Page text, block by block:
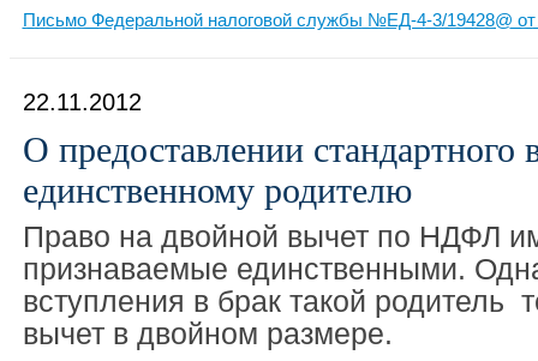
Письмо Федеральной налоговой службы №ЕД-4-3/19428@ от
22.11.2012
О предоставлении стандартного
единственному родителю
Право на двойной вычет по НДФЛ
признаваемые единственными.
вступления в брак такой родитель
вычет в двойном размере.